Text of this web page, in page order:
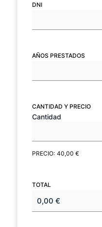
DNI
AÑOS PRESTADOS
CANTIDAD Y PRECIO
PRECIO: 40,00 €
Cantidad
TOTAL